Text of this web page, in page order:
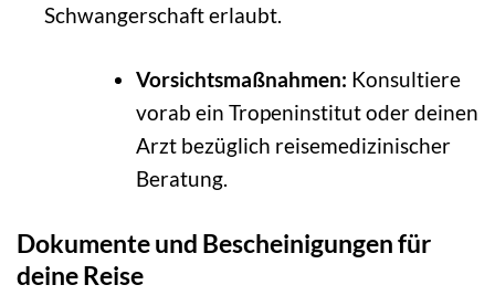
Schwangerschaft erlaubt.
Vorsichtsmaßnahmen: Konsultiere
vorab ein Tropeninstitut oder deinen
Arzt bezüglich reisemedizinischer
Beratung.
Dokumente und Bescheinigungen für
deine Reise